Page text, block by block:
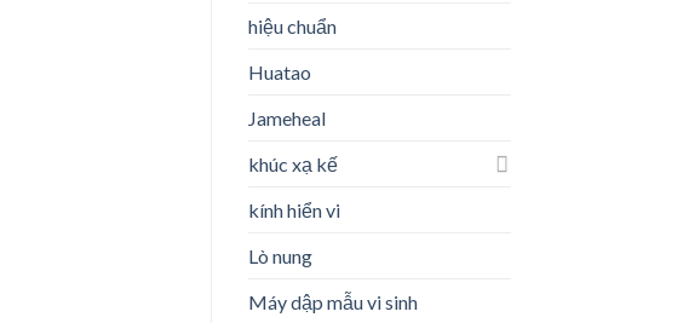
hiệu chuẩn
Huatao
Jameheal
khúc xạ kế
kính hiển vi
Lò nung
Máy dập mẫu vi sinh